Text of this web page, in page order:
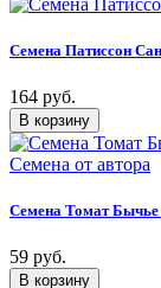
Семена Патиссон
164 руб.
Семена Томат Бычье
59 руб.